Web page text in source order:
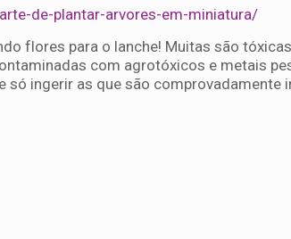
de-plantar-arvores-em-miniatura/
flores para o lanche! Muitas são
com agrotóxicos e metais
só ingerir as que são comprovadamente